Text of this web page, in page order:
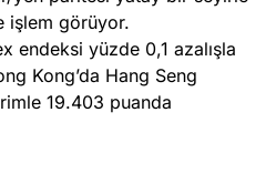
işlem görüyor.
endeksi yüzde 0,1 azalışla
Kong’da Hang Seng
19.403 puanda